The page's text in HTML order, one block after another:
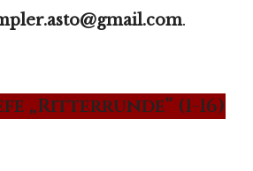
.
„Ritterrunde“ (1-16)